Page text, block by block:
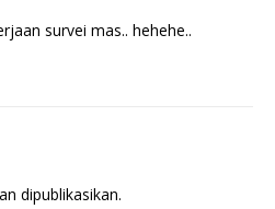
survei mas.. hehehe..
dipublikasikan.